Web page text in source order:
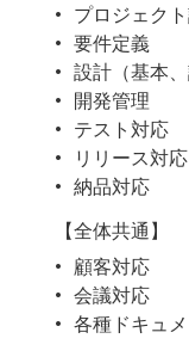
プロジェク
要件定義
設計（基本、
開発管理
テスト対応
リリース対応
納品対応
【全体共通】
顧客対応
会議対応
各種ドキュ